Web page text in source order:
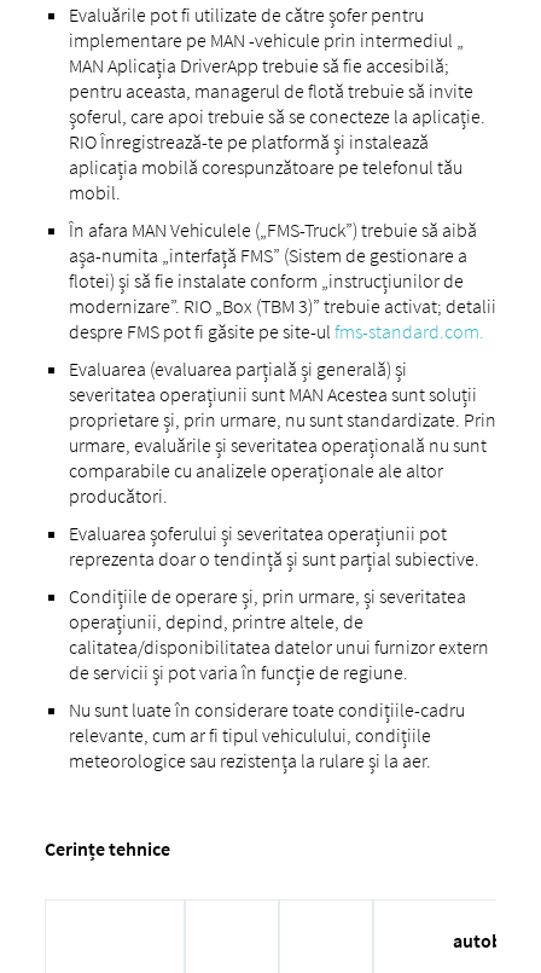
Evaluările pot fi utilizate de către șofer pentru
implementare pe MAN -vehicule prin intermediul „
MAN Aplicația DriverApp trebuie să fie accesibilă;
pentru aceasta, managerul de flotă trebuie să invite
șoferul, care apoi trebuie să se conecteze la aplicație.
RIO Înregistrează-te pe platformă și instalează
aplicația mobilă corespunzătoare pe telefonul tău
mobil.
În afara MAN Vehiculele („FMS-Truck”) trebuie să aibă
așa-numita „interfață FMS” (Sistem de gestionare a
flotei) și să fie instalate conform „instrucțiunilor de
modernizare”. RIO „Box (TBM 3)” trebuie activat; detalii
despre FMS pot fi găsite pe site-ul fms-standard.com.
Evaluarea (evaluarea parțială și generală) și
severitatea operațiunii sunt MAN Acestea sunt soluții
proprietare și, prin urmare, nu sunt standardizate. Prin
urmare, evaluările și severitatea operațională nu sunt
comparabile cu analizele operaționale ale altor
producători.
Evaluarea șoferului și severitatea operațiunii pot
reprezenta doar o tendință și sunt parțial subiective.
Condițiile de operare și, prin urmare, și severitatea
operațiunii, depind, printre altele, de
calitatea/disponibilitatea datelor unui furnizor extern
de servicii și pot varia în funcție de regiune.
Nu sunt luate în considerare toate condițiile-cadru
relevante, cum ar fi tipul vehiculului, condițiile
meteorologice sau rezistența la rulare și la aer.
Cerințe tehnice
autobuz